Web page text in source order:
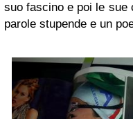
suo fascino e poi le sue
parole stupende e un